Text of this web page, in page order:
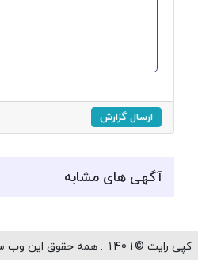
ارسال گزارش
آگهی های مشابه
©1401 . همه حقوق این وب سایت برای